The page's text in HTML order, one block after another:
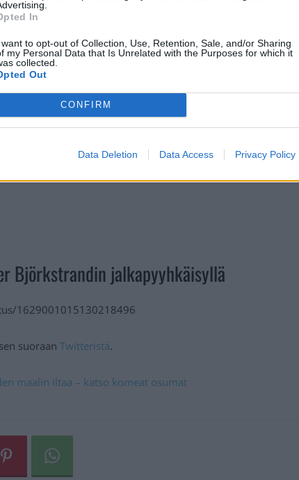
In
want to opt-out of Collection, Use, Retention, Sale, and/or Sharing
my Personal Data that Is Unrelated with the Purposes for which it
collected.
Out
CONFIRM
Data Deletion Data Access Privacy Policy
Björkstrandin jalkapyyhkäisyllä
1629001015130218496
suoraan Twitteristä.
maalin iltaa – katso komeat osumat